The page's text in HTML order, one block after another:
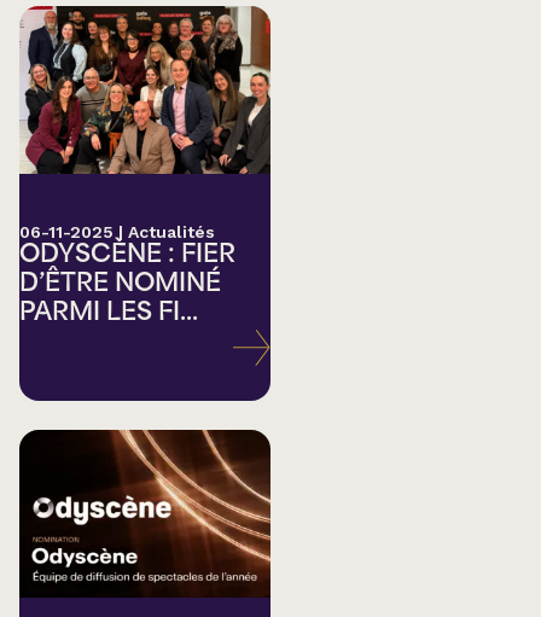
06-11-2025 | Actualités
ODYSCÈNE : FIER
D’ÊTRE NOMINÉ
PARMI LES FI...